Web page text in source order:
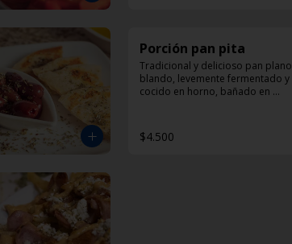
Porción pan pita
Tradicional y delicioso pan plano
blando, levemente fermentado y
cocido en horno, bañado en
$4.500